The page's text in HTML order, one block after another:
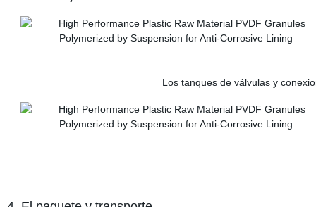
Los tanques de válvulas y conexiones de